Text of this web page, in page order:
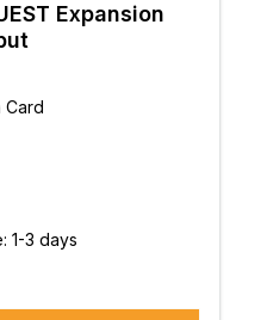
Expansion
Card
1-3 days